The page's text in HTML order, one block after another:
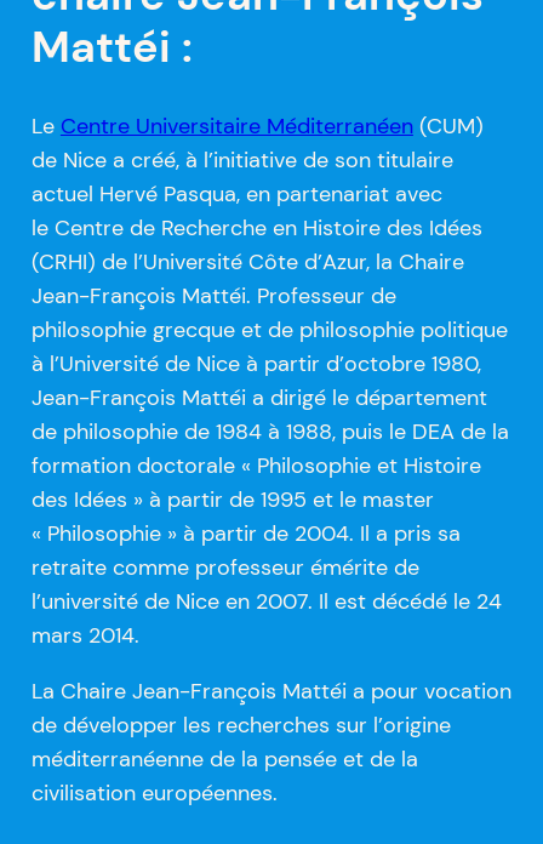
Mattéi :
Le Centre Universitaire Méditerranéen(CUM)
de Nice a créé, à l’initiative de son titulaire
actuel Hervé Pasqua, en partenariat avec
le Centre de Recherche en Histoire des Idées
(CRHI) de l’Université Côte d’Azur, la Chaire
Jean-François Mattéi. Professeur de
philosophie grecque et de philosophie politique
à l’Université de Nice à partir d’octobre 1980,
Jean-François Mattéi a dirigé le département
de philosophie de 1984 à 1988, puis le DEA de la
formation doctorale « Philosophie et Histoire
des Idées » à partir de 1995 et le master
« Philosophie » à partir de 2004. Il a pris sa
retraite comme professeur émérite de
l’université de Nice en 2007. Il est décédé le 24
mars 2014.
La Chaire Jean-François Mattéi a pour vocation
de développer les recherches sur l’origine
méditerranéenne de la pensée et de la
civilisation européennes.